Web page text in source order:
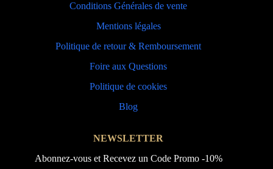
Conditions Générales de vente
Mentions légales
Politique de retour & Remboursement
Foire aux Questions
Politique de cookies
Blog
NEWSLETTER
Abonnez-vous et Recevez un Code Promo -10%